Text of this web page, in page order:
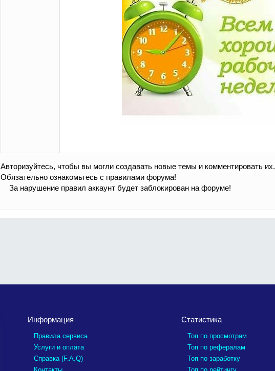
Авторизуйтесь, чтобы вы могли создавать новые темы и комментировать их.
Обязательно ознакомьтесь с правилами форума!
За нарушение правил аккаунт будет заблокирован на форуме!
Информация
Правила сервиса
Услуги и оплата
Справка (F.A.Q)
Статистика
Топ по просмотрам
Топ по рефералам
Топ по заработку